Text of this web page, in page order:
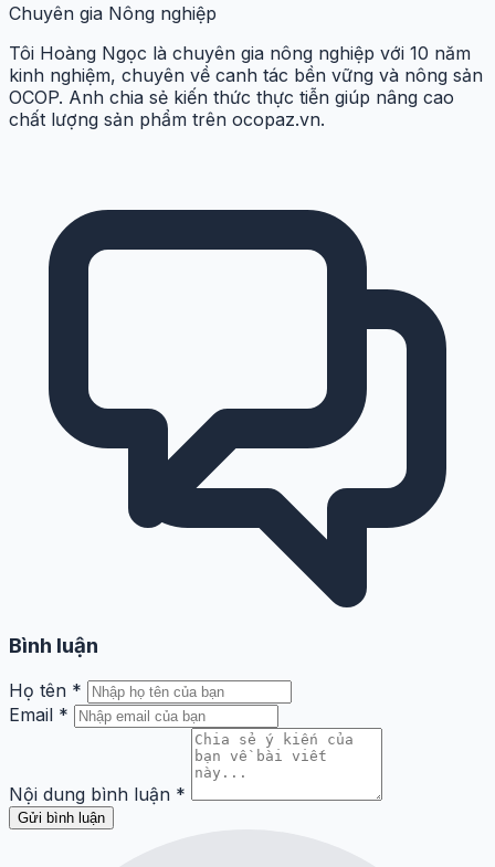
Chuyên gia Nông nghiệp
Tôi Hoàng Ngọc là chuyên gia nông nghiệp với 10 năm
kinh nghiệm, chuyên về canh tác bền vững và nông sản
OCOP. Anh chia sẻ kiến thức thực tiễn giúp nâng cao
chất lượng sản phẩm trên ocopaz.vn.
Bình luận
Họ tên *
Email *
Nội dung bình luận *
Gửi bình luận